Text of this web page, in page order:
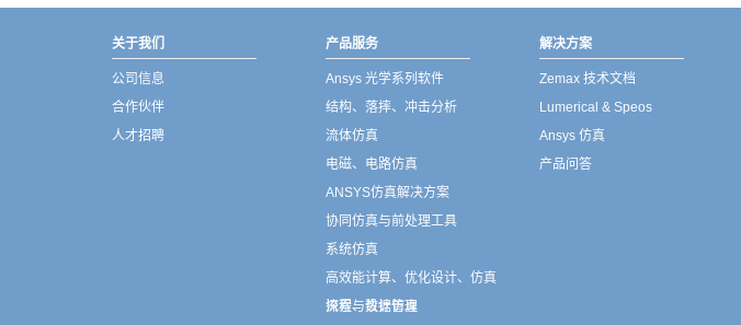
关于我们
公司信息
合作伙伴
人才招聘
产品服务
Ansys 光学系列软件
结构、落摔、冲击分析
流体仿真
电磁、电路仿真
ANSYS仿真解决方案
协同仿真与前处理工具
系统仿真
高效能计算、优化设计、仿真
流程与数据管理
探索、设计仿真
解决方案
Zemax 技术文档
Lumerical & Speos
Ansys 仿真
产品问答